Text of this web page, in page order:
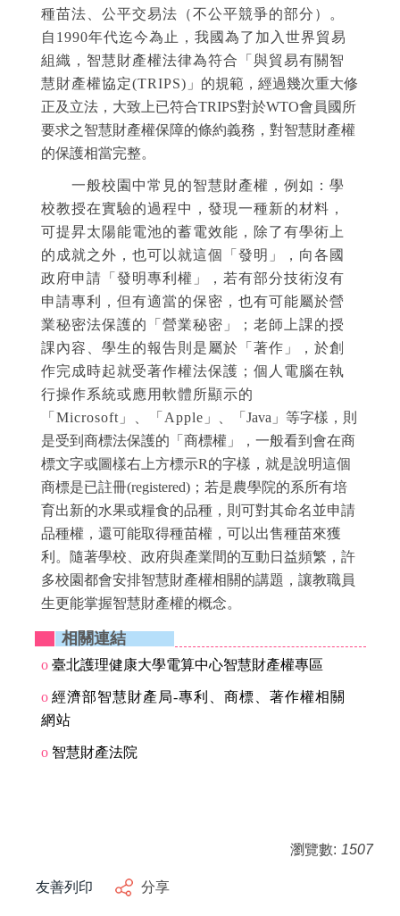
種苗法、公平交易法（不公平競爭的部分）。
自1990年代迄今為止，我國為了加入世界貿易
組織，智慧財產權法律為符合「與貿易有關智
慧財產權協定(TRIPS) 」的規範，經過幾次重大修
正及立法，大致上已符合TRIPS對於WTO會員國所
要求之智慧財產權保障的條約義務，對智慧財產權
的保護相當完整。
一般校園中常見的智慧財產權，例如：學
校教授在實驗的過程中，發現一種新的材料，
可提昇太陽能電池的蓄電效能，除了有學術上
的成就之外，也可以就這個「發明」，向各國
政府申請「發明專利權」，若有部分技術沒有
申請專利，但有適當的保密，也有可能屬於營
業秘密法保護的「營業秘密」；老師上課的授
課內容、學生的報告則是屬於「著作」，於創
作完成時起就受著作權法保護；個人電腦在執
行操作系統或應用軟體所顯示的
「Microsoft」、「Apple 」、「Java」等字樣，則
是受到商標法保護的「商標權」，一般看到會在商
標文字或圖樣右上方標示R的字樣，就是說明這個
商標是已註冊(registered)；若是農學院的系所有培
育出新的水果或糧食的品種，則可對其命名並申請
品種權，還可能取得種苗權，可以出售種苗來獲
利。隨著學校、政府與產業間的互動日益頻繁，許
多校園都會安排智慧財產權相關的講題，讓教職員
生更能掌握智慧財產權的概念。
相關連結
o 臺北護理健康大學電算中心智慧財產權專區
o 經濟部智慧財產局-專利、商標、著作權相關
網站
o 智慧財產法院
瀏覽數: 1507
友善列印 分享